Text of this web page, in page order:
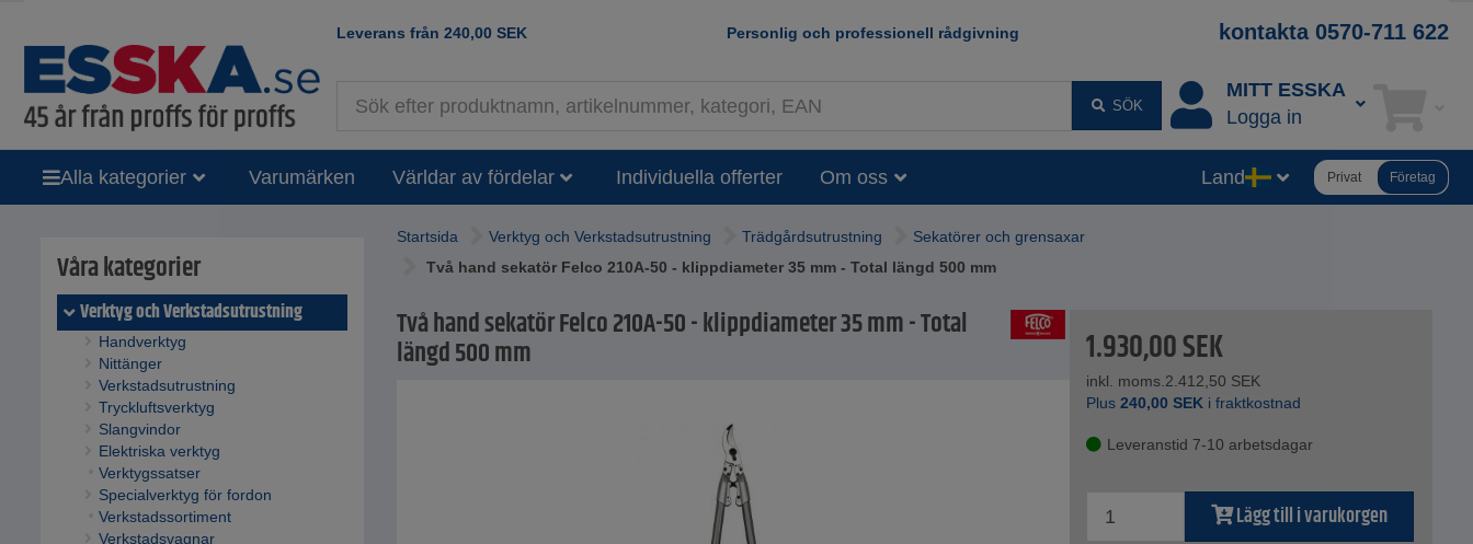
Leverans från 240,00 SEK Personlig och professionell rådgivning kontakta 0570-711 622
SÖK
MITT ESSKA
Logga in
Alla kategorier Varumärken Världar av fördelar Individuella offerter Om oss Land Privat Företag
Våra kategorier
Verktyg och Verkstadsutrustning
Handverktyg
Nittänger
Verkstadsutrustning
Tryckluftsverktyg
Slangvindor
Elektriska verktyg
Verktygssatser
Specialverktyg för fordon
Verkstadssortiment
Verkstadsvagnar
Startsida Verktyg och Verkstadsutrustning Trädgårdsutrustning
Sekatörer och grensaxar
Två hand sekatör Felco 210A-50 - klippdiameter 35 mm - Total längd 500 mm
Två hand sekatör Felco 210A-50 - klippdiameter 35 mm - Total
längd 500 mm 1.930,00SEK
inkl. moms. 2.412,50 SEK
Plus240,00 SEK i fraktkostnad
Leveranstid 7-10 arbetsdagar
Lägg till i varukorgen